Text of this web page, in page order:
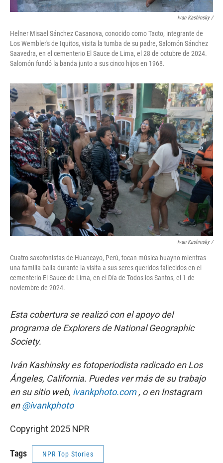
Ivan Kashinsky/
Helner Misael Sánchez Casanova, conocido como Tacto, integrante de
Los Wembler's de Iquitos, visita la tumba de su padre, Salomón Sánchez
Saavedra, en el cementerio El Sauce de Lima, el 28 de octubre de 2024.
Salomón fundó la banda junto a sus cinco hijos en 1968.
Ivan Kashinsky/
Cuatro saxofonistas de Huancayo, Perú, tocan música huayno mientras
una familia baila durante la visita a sus seres queridos fallecidos en el
cementerio El Sauce de Lima, en el Día de Todos los Santos, el 1 de
noviembre de 2024.
Esta cobertura se realizó con el apoyo del
programa de Explorers de National Geographic
Society.
Iván Kashinsky es fotoperiodista radicado en Los
Ángeles, California. Puedes ver más de su trabajo
en su sitio web, ivankphoto.com, o en Instagram
en@ivankphoto
Copyright 2025 NPR
Tags NPR Top Stories